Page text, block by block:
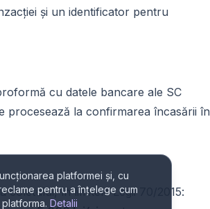
platformei și, cu
pentru a înțelege cum
Detalii
și un identificator pentru
cu datele bancare ale SC
procesează la confirmarea încasării în
coletului, în limitele Legii 70/2015: